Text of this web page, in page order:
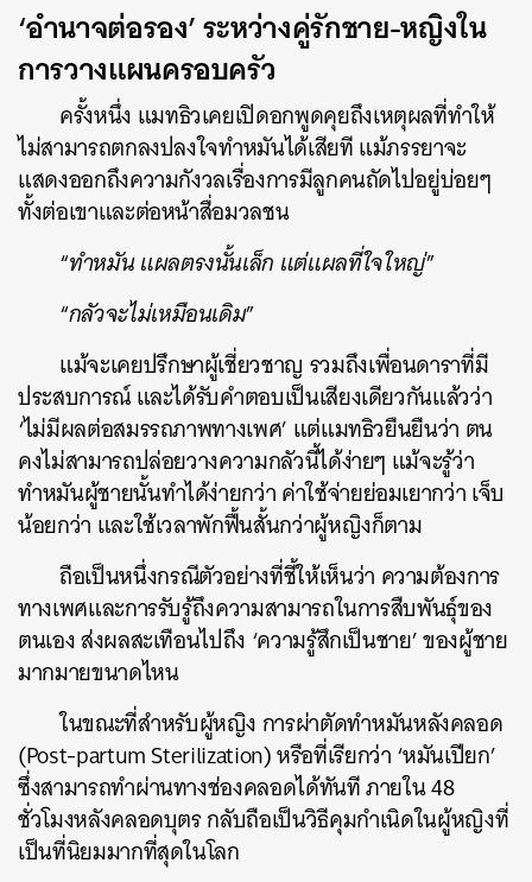
‘อำนาจต่อรอง’ ระหว่างคู่รักชาย-หญิงใน
การวางแผนครอบครัว
ครั้งหนึ่ง แมทธิวเคยเปิดอกพูดคุยถึงเหตุผลที่ทำให้
ไม่สามารถตกลงปลงใจทำหมันได้เสียที แม้ภรรยาจะ
แสดงออกถึงความกังวลเรื่องการมีลูกคนถัดไปอยู่บ่อยๆ
ทั้งต่อเขาและต่อหน้าสื่อมวลชน
“ทำหมัน แผลตรงนั้นเล็ก แต่แผลที่ใจใหญ่”
“กลัวจะไม่เหมือนเดิม”
แม้จะเคยปรึกษาผู้เชี่ยวชาญ รวมถึงเพื่อนดาราที่มี
ประสบการณ์ และได้รับคำตอบเป็นเสียงเดียวกันแล้วว่า
‘ไม่มีผลต่อสมรรถภาพทางเพศ’ แต่แมทธิวยืนยืนว่า ตน
คงไม่สามารถปล่อยวางความกลัวนี้ได้ง่ายๆ แม้จะรู้ว่า
ทำหมันผู้ชายนั้นทำได้ง่ายกว่า ค่าใช้จ่ายย่อมเยากว่า เจ็บ
น้อยกว่า และใช้เวลาพักฟื้นสั้นกว่าผู้หญิงก็ตาม
ถือเป็นหนึ่งกรณีตัวอย่างที่ชี้ให้เห็นว่า ความต้องการ
ทางเพศและการรับรู้ถึงความสามารถในการสืบพันธุ์ของ
ตนเอง ส่งผลสะเทือนไปถึง ‘ความรู้สึกเป็นชาย’ ของผู้ชาย
มากมายขนาดไหน
ในขณะที่สำหรับผู้หญิง การผ่าตัดทำหมันหลังคลอด
(Post-partum Sterilization) หรือที่เรียกว่า ‘หมันเปียก’
ซึ่งสามารถทำผ่านทางช่องคลอดได้ทันที ภายใน 48
ชั่วโมงหลังคลอดบุตร กลับถือเป็นวิธีคุมกำเนิดในผู้หญิงที่
เป็นที่นิยมมากที่สุดในโลก